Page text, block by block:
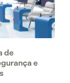
de
e